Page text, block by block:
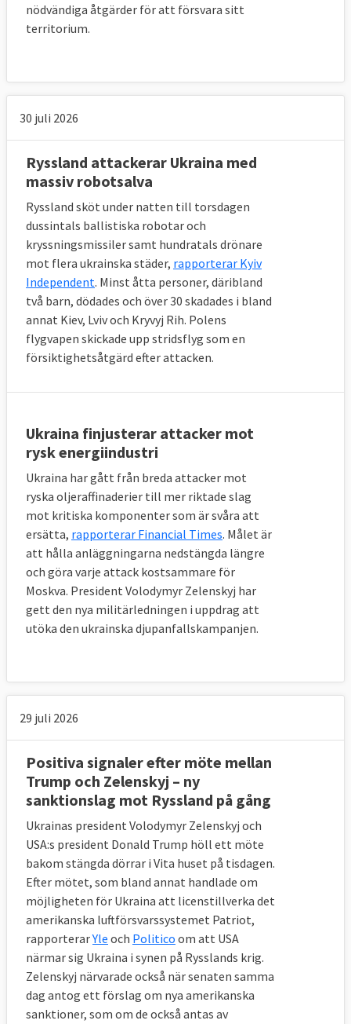
nödvändiga åtgärder för att försvara sitt
territorium.
30 juli 2026
Ryssland attackerar Ukraina med
massiv robotsalva
Ryssland sköt under natten till torsdagen
dussintals ballistiska robotar och
kryssningsmissiler samt hundratals drönare
mot flera ukrainska städer, rapporterar Kyiv
Independent. Minst åtta personer, däribland
två barn, dödades och över 30 skadades i bland
annat Kiev, Lviv och Kryvyj Rih. Polens
flygvapen skickade upp stridsflyg som en
försiktighetsåtgärd efter attacken.
Ukraina finjusterar attacker mot
rysk energiindustri
Ukraina har gått från breda attacker mot
ryska oljeraffinaderier till mer riktade slag
mot kritiska komponenter som är svåra att
ersätta, rapporterar Financial Times. Målet är
att hålla anläggningarna nedstängda längre
och göra varje attack kostsammare för
Moskva. President Volodymyr Zelenskyj har
gett den nya militärledningen i uppdrag att
utöka den ukrainska djupanfallskampanjen.
29 juli 2026
Positiva signaler efter möte mellan
Trump och Zelenskyj – ny
sanktionslag mot Ryssland på gång
Ukrainas president Volodymyr Zelenskyj och
USA:s president Donald Trump höll ett möte
bakom stängda dörrar i Vita huset på tisdagen.
Efter mötet, som bland annat handlade om
möjligheten för Ukraina att licenstillverka det
amerikanska luftförsvarssystemet Patriot,
rapporterarYle och Politico om att USA
närmar sig Ukraina i synen på Rysslands krig.
Zelenskyj närvarade också när senaten samma
dag antog ett förslag om nya amerikanska
sanktioner, som om de också antas av